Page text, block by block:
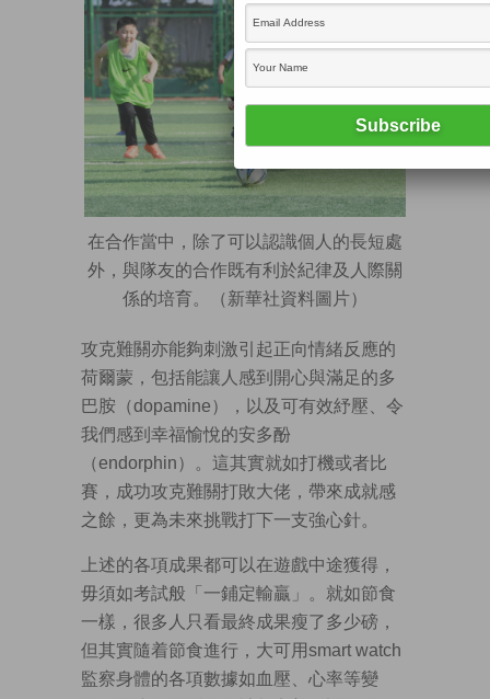
在合作當中，除了可以認識個人的長短處
外，與隊友的合作既有利於紀律及人際關
係的培育。（新華社資料圖片）
攻克難關亦能夠刺激引起正向情緒反應的
荷爾蒙，包括能讓人感到開心與滿足的多
巴胺（dopamine），以及可有效紓壓、令
我們感到幸福愉悅的安多酚
（endorphin）。這其實就如打機或者比
賽，成功攻克難關打敗大佬，帶來成就感
之餘，更為未來挑戰打下一支強心針。
上述的各項成果都可以在遊戲中途獲得，
毋須如考試般「一鋪定輸贏」。就如節食
一樣，很多人只看最終成果瘦了多少磅，
但其實隨着節食進行，大可用smart watch
監察身體的各項數據如血壓、心率等變